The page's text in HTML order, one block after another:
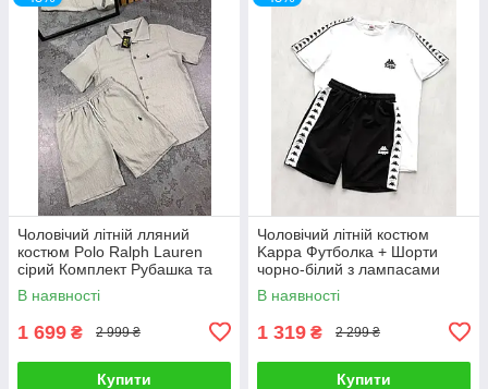
Чоловічий літній лляний
костюм Polo Ralph Lauren
сірий Комплект Рубашка та
Шорти на літо
В наявності
1 699 ₴ 2 999 ₴
Купити
Чоловічий літній костюм
Kappa Футболка + Шорти
чорно-білий з лампасами
Комплект Каппа
В наявності
1 319 ₴ 2 299 ₴
Купити